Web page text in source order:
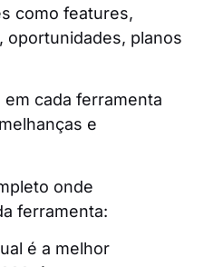
como features,
oportunidades, planos
cada ferramenta
e
onde
ferramenta:
é a melhor